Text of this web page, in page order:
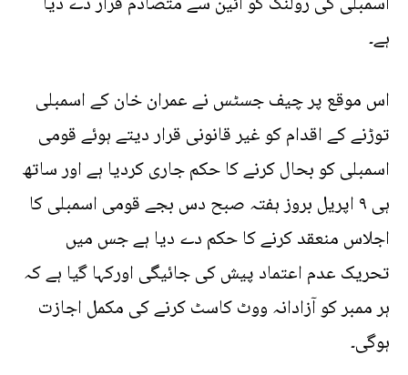
ہے۔
اس موقع پر چیف جسٹس نے عمران خان کے اسمبلی
توڑنے کے اقدام کو غیر قانونی قرار دیتے ہوئے قومی
اسمبلی کو بحال کرنے کا حکم جاری کردیا ہے اور ساتھ
ہی ۹ اپریل بروز ہفتہ صبح دس بجے قومی اسمبلی کا
اجلاس منعقد کرنے کا حکم دے دیا ہے جس میں
تحریک عدم اعتماد پیش کی جائیگی اورکہا گیا ہے کہ
ہر ممبر کو آزادانہ ووٹ کاسٹ کرنے کی مکمل اجازت
ہوگی۔